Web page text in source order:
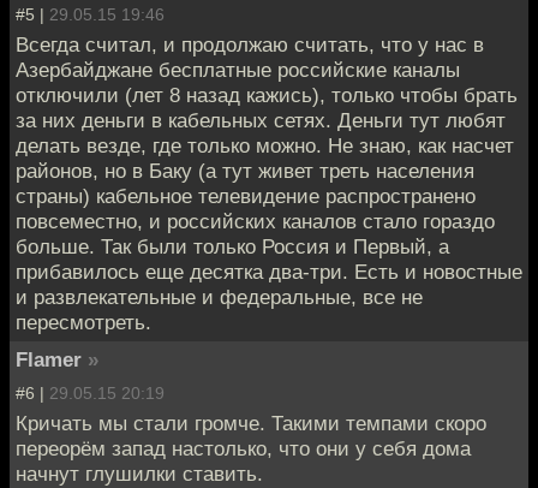
#5 | 29.05.15 19:46
Всегда считал, и продолжаю считать, что у нас в
Азербайджане бесплатные российские каналы
отключили (лет 8 назад кажись), только чтобы брать
за них деньги в кабельных сетях. Деньги тут любят
делать везде, где только можно. Не знаю, как насчет
районов, но в Баку (а тут живет треть населения
страны) кабельное телевидение распространено
повсеместно, и российских каналов стало гораздо
больше. Так были только Россия и Первый, а
прибавилось еще десятка два-три. Есть и новостные
и развлекательные и федеральные, все не
пересмотреть.
Flamer »
#6 | 29.05.15 20:19
Кричать мы стали громче. Такими темпами скоро
переорём запад настолько, что они у себя дома
начнут глушилки ставить.